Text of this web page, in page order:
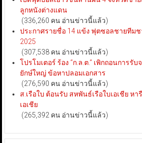
ลูกหนังต่างแดน
(336,260 คน อ่านข่าวนี้แล้ว)
ประกาศรายชื่อ 14 แข้ง ฟุตซอลชายทีม
2025
(307,538 คน อ่านข่าวนี้แล้ว)
โปรโมเตอร์ ร้อง “ก.ล.ต.” เพิกถอนการรั
ยักษ์ใหญ่ ข้อหาปลอมเอกสาร
(276,590 คน อ่านข่าวนี้แล้ว)
ส.เรือใบ ต้อนรับ สหพันธ์เรือใบเอเชีย ห
เอเชีย
(265,392 คน อ่านข่าวนี้แล้ว)